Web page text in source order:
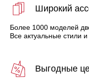
Широкий
Более 1000 моделей
Все актуальные стили
Выгодные